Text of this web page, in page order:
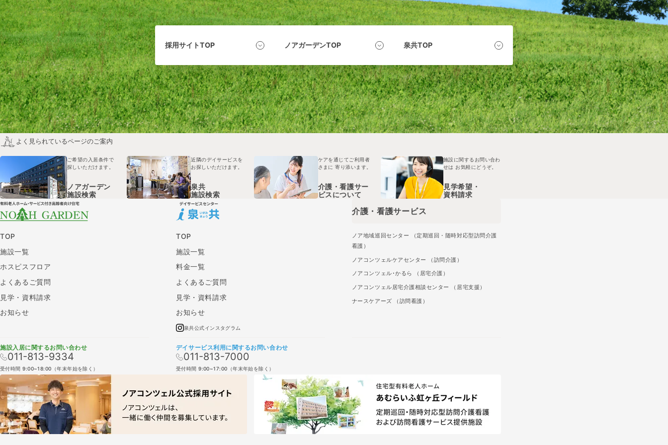
採用サイトTOP ノアガーデンTOP 泉共TOP
よく見られているページのご案内
ご希望の入居条件で
探しいただけます。
ノアガーデン
施設検索
近隣のデイサービスを
お探しいただけます。
泉共
施設検索
ケアを通じてご利用者
さまに寄り添います。
介護・看護サー
ビスについて
施設に関するお問い合わ
せは お気軽にどうぞ。
見学希望・
資料請求
介護・看護サービス
TOP
施設一覧
ホスピスフロア
よくあるご質問
見学・資料請求
お知らせ
TOP
施設一覧
料金一覧
よくあるご質問
見学・資料請求
お知らせ
泉共公式インスタグラム
ノア地域巡回センター （定期巡回・随時対応型訪問介護
看護）
ノアコンツェルケアセンター （訪問介護）
ノアコンツェル･かるら （居宅介護）
ノアコンツェル居宅介護相談センター （居宅支援）
ナースケアーズ （訪問看護）
施設入居に関するお問い合わせ
011-813-9334
受付時間 9:00~18:00（年末年始を除く）
デイサービス利用に関するお問い合わせ
011-813-7000
受付時間 9:00~17:00（年末年始を除く）